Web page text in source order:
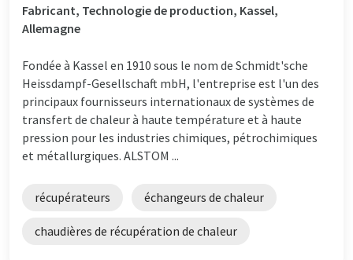
Fabricant, Technologie de production, Kassel,
Allemagne
Fondée à Kassel en 1910 sous le nom de Schmidt'sche
Heissdampf-Gesellschaft mbH, l'entreprise est l'un des
principaux fournisseurs internationaux de systèmes de
transfert de chaleur à haute température et à haute
pression pour les industries chimiques, pétrochimiques
et métallurgiques. ALSTOM ...
récupérateurs échangeurs de chaleur
chaudières de récupération de chaleur